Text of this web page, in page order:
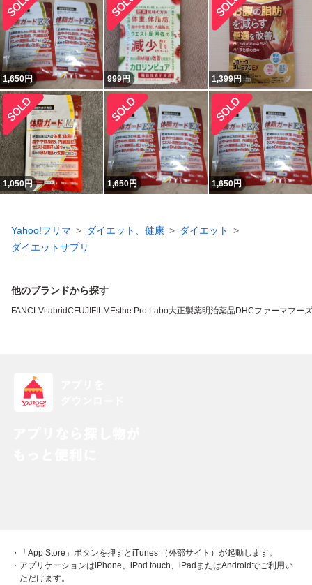
1,650円 999円 1,399円
1,050円 1,650円 1,650円
Yahoo!フリマ ダイエット、健康
ダイエット
ダイエットサプリ
他のブランドから探す
FANCLVitabridC FUJIFILM Esthe Pro Labo大正製薬明治薬品DHCファーマフーズ
・「App Store」ボタンを押すとiTunes （外部サイト）が起動します。
・アプリケーションはiPhone、iPod touch、iPadまたはAndroidでご利用い
ただけます。